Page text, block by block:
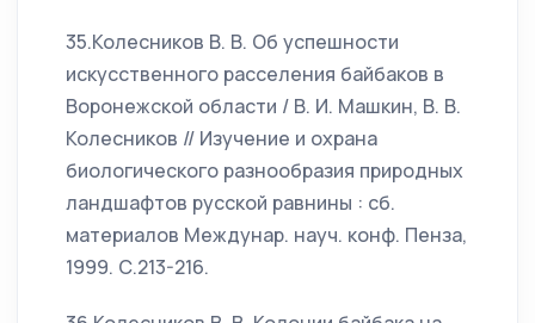
35.Колесников В. В. Об успешности
искусственного расселения байбаков в
Воронежской области / В. И. Машкин, В. В.
Колесников // Изучение и охрана
биологического разнообразия природных
ландшафтов русской равнины : сб.
материалов Междунар. науч. конф. Пенза,
1999. С.213-216.